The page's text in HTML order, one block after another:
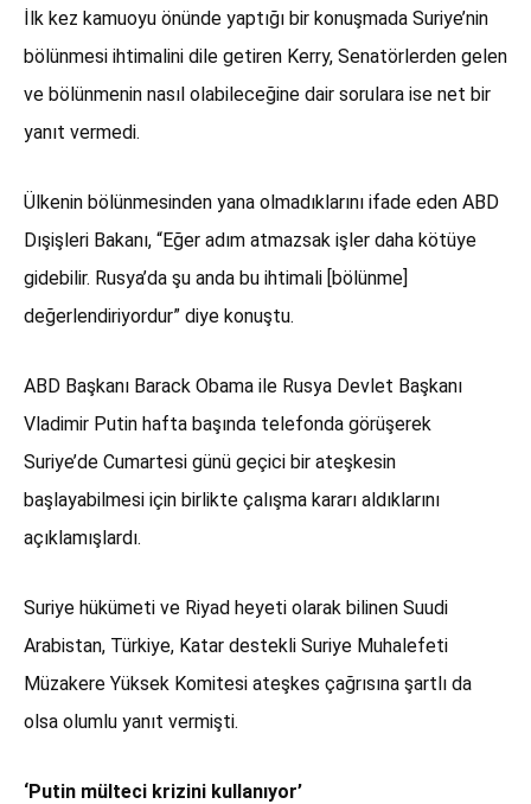
İlk kez kamuoyu önünde yaptığı bir konuşmada Suriye’nin
bölünmesi ihtimalini dile getiren Kerry, Senatörlerden gelen
ve bölünmenin nasıl olabileceğine dair sorulara ise net bir
yanıt vermedi.
Ülkenin bölünmesinden yana olmadıklarını ifade eden ABD
Dışişleri Bakanı, “Eğer adım atmazsak işler daha kötüye
gidebilir. Rusya’da şu anda bu ihtimali [bölünme]
değerlendiriyordur” diye konuştu.
ABD Başkanı Barack Obama ile Rusya Devlet Başkanı
Vladimir Putin hafta başında telefonda görüşerek
Suriye’de Cumartesi günü geçici bir ateşkesin
başlayabilmesi için birlikte çalışma kararı aldıklarını
açıklamışlardı.
Suriye hükümeti ve Riyad heyeti olarak bilinen Suudi
Arabistan, Türkiye, Katar destekli Suriye Muhalefeti
Müzakere Yüksek Komitesi ateşkes çağrısına şartlı da
olsa olumlu yanıt vermişti.
‘Putin mülteci krizini kullanıyor’